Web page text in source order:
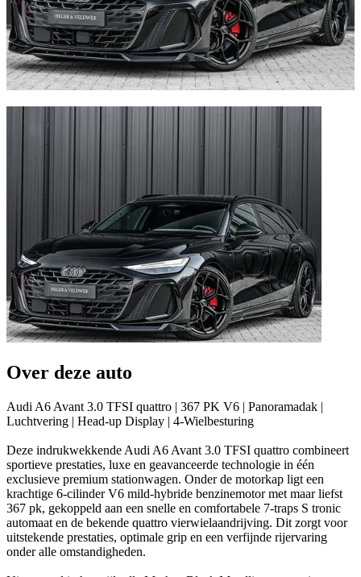
Over deze auto
Audi A6 Avant 3.0 TFSI quattro | 367 PK V6 | Panoramadak |
Luchtvering | Head-up Display | 4-Wielbesturing
Deze indrukwekkende Audi A6 Avant 3.0 TFSI quattro combineert
sportieve prestaties, luxe en geavanceerde technologie in één
exclusieve premium stationwagen. Onder de motorkap ligt een
krachtige 6-cilinder V6 mild-hybride benzinemotor met maar liefst
367 pk, gekoppeld aan een snelle en comfortabele 7-traps S tronic
automaat en de bekende quattro vierwielaandrijving. Dit zorgt voor
uitstekende prestaties, optimale grip en een verfijnde rijervaring
onder alle omstandigheden.